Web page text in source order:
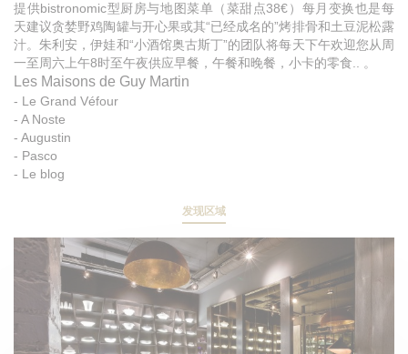
提供bistronomic型厨房与地图菜单（菜甜点38€）每月变换也是每
天建议贪婪野鸡陶罐与开心果或其“已经成名的”烤排骨和土豆泥松露
汁。朱利安，伊娃和“小酒馆奥古斯丁”的团队将每天下午欢迎您从周
一至周六上午8时至午夜供应早餐，午餐和晚餐，小卡的零食.. 。
Les Maisons de Guy Martin
- Le Grand Véfour
- A Noste
- Augustin
- Pasco
- Le blog
发现区域